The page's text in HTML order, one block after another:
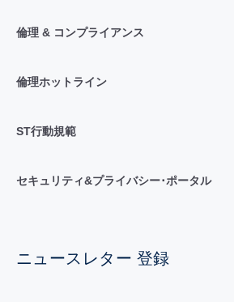
倫理 & コンプライアンス
倫理ホットライン
ST行動規範
セキュリティ&プライバシー･ポータル
ニュースレター 登録